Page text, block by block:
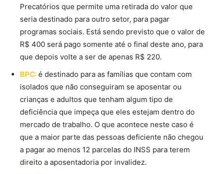
Precatórios que permite uma retirada do valor que
seria destinado para outro setor, para pagar
programas sociais. Está sendo previsto que o valor de
R$ 400 será pago somente até o final deste ano, para
que depois volte a ser de apenas R$ 220.
BPC:é destinado para as famílias que contam com
isolados que não conseguiram se aposentar ou
crianças e adultos que tenham algum tipo de
deficiência que impeça que eles estejam dentro do
mercado de trabalho. O que acontece neste caso é
que a maior parte das pessoas deficiente não chegou
a pagar ao menos 12 parcelas do INSS para terem
direito a aposentadoria por invalidez.